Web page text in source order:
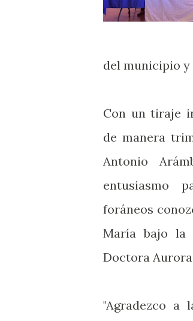
del municipio
Con un tiraje
de manera
Antonio
entusiasmo
foráneos
María bajo la
Doctora
"Agradezco a